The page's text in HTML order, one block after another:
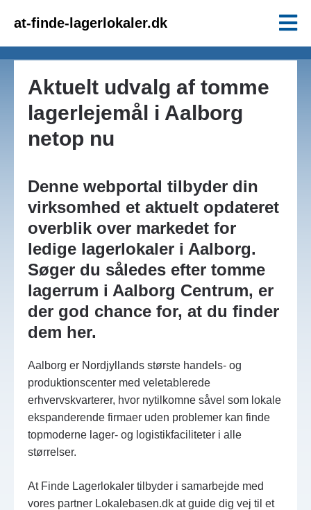
at-finde-lagerlokaler.dk
Aktuelt udvalg af tomme
lagerlejemål i Aalborg
netop nu
Denne webportal tilbyder din
virksomhed et aktuelt opdateret
overblik over markedet for
ledige lagerlokaler i Aalborg.
Søger du således efter tomme
lagerrum i Aalborg Centrum, er
der god chance for, at du finder
dem her.
Aalborg er Nordjyllands største handels- og
produktionscenter med veletablerede
erhvervskvarterer, hvor nytilkomne såvel som lokale
ekspanderende firmaer uden problemer kan finde
topmoderne lager- og logistikfaciliteter i alle
størrelser.
At Finde Lagerlokaler tilbyder i samarbejde med
vores partner Lokalebasen.dk at guide dig vej til et